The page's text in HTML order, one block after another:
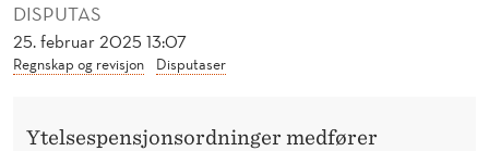
K
A
DISPUTAS
25. februar 2025 13:07
Regnskap og revisjon Disputaser
Ytelsespensjonsordninger medfører